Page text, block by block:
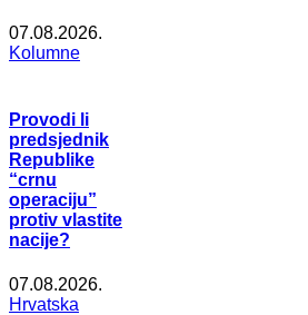
07.08.2026.
Kolumne
Provodi li
predsjednik
Republike
“crnu
operaciju”
protiv vlastite
nacije?
07.08.2026.
Hrvatska